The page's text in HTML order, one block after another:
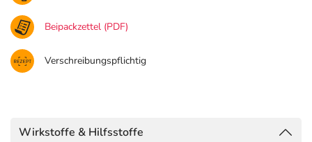
Beipackzettel (PDF)
Verschreibungspflichtig
Wirkstoffe & Hilfsstoffe